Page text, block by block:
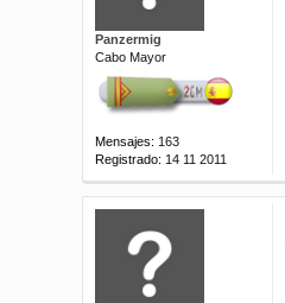
Panzermig
Cabo Mayor
Mensajes: 163
Registrado: 14 11 2011